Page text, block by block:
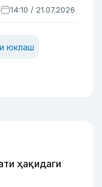
14:10 / 21.07.2026
юклаш
ҳақидаги